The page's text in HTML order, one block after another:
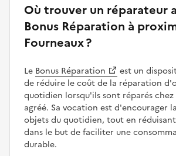
Où trouver un réparateur
Bonus Réparation à
Fourneaux ?
Le Bonus Réparation
est un
de réduire le coût de la réparation
quotidien lorsqu'ils sont réparés
agréé. Sa vocation est d'encourager
objets du quotidien, tout en
dans le but de faciliter une
durable.